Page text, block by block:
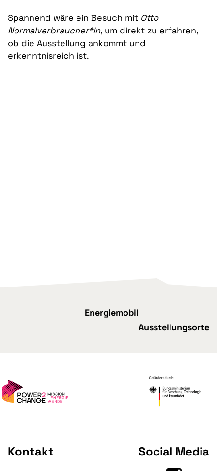
Spannend wäre ein Besuch mit Otto
Normalverbraucher*in, um direkt zu erfahren,
ob die Ausstellung ankommt und
erkenntnisreich ist.
Energiemobil
Ausstellungsorte
Kontakt Social Media